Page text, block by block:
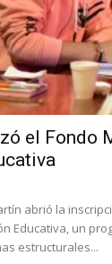
el Fondo
abrió la
Educativa, un
estructurales...